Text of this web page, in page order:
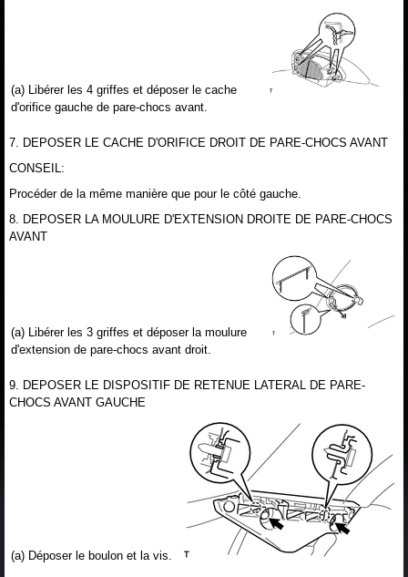
(a) Libérer les 4 griffes et déposer le cache
d'orifice gauche de pare-chocs avant.
7. DEPOSER LE CACHE D'ORIFICE DROIT DE PARE-CHOCS AVANT
CONSEIL:
Procéder de la même manière que pour le côté gauche.
8. DEPOSER LA MOULURE D'EXTENSION DROITE DE PARE-CHOCS
AVANT
(a) Libérer les 3 griffes et déposer la moulure
d'extension de pare-chocs avant droit.
9. DEPOSER LE DISPOSITIF DE RETENUE LATERAL DE PARE-
CHOCS AVANT GAUCHE
(a) Déposer le boulon et la vis.